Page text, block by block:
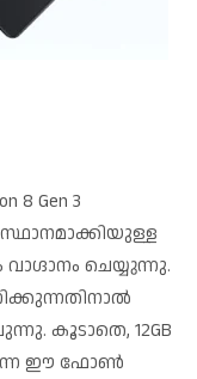
8 Gen 3
ചെയ്യുന്നു.
കൂടാതെ, 12GB
ഈ ഫോൺ